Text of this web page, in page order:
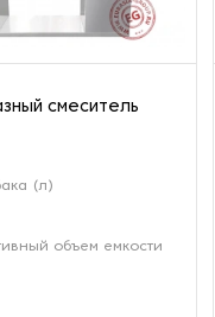
смеситель
(л)
объем емкости